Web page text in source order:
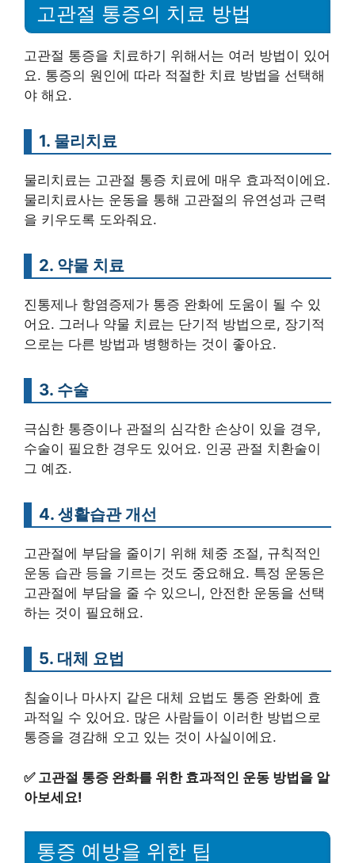
고관절 통증의 치료 방법
고관절 통증을 치료하기 위해서는 여러 방법이 있어
요. 통증의 원인에 따라 적절한 치료 방법을 선택해
야 해요.
1. 물리치료
물리치료는 고관절 통증 치료에 매우 효과적이에요.
물리치료사는 운동을 통해 고관절의 유연성과 근력
을 키우도록 도와줘요.
2. 약물 치료
진통제나 항염증제가 통증 완화에 도움이 될 수 있
어요. 그러나 약물 치료는 단기적 방법으로, 장기적
으로는 다른 방법과 병행하는 것이 좋아요.
3. 수술
극심한 통증이나 관절의 심각한 손상이 있을 경우,
수술이 필요한 경우도 있어요. 인공 관절 치환술이
그 예죠.
4. 생활습관 개선
고관절에 부담을 줄이기 위해 체중 조절, 규칙적인
운동 습관 등을 기르는 것도 중요해요. 특정 운동은
고관절에 부담을 줄 수 있으니, 안전한 운동을 선택
하는 것이 필요해요.
5. 대체 요법
침술이나 마사지 같은 대체 요법도 통증 완화에 효
과적일 수 있어요. 많은 사람들이 이러한 방법으로
통증을 경감해 오고 있는 것이 사실이에요.
✅ 고관절 통증 완화를 위한 효과적인 운동 방법을 알
아보세요!
통증 예방을 위한 팁